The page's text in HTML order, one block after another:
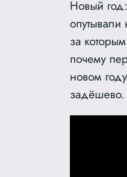
Новый
опутывали
за
почему
новом
задёшево.